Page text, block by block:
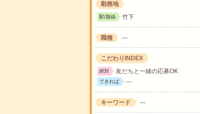
勤務地
駅/路線 竹下
職種 ---
こだわりINDEX
絶対 友だちと一緒の応募OK
できれば ---
キーワード ---